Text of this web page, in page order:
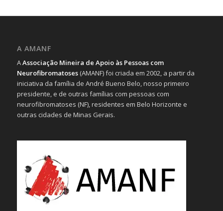
A AMANF
AAssociação Mineira de Apoio às Pessoas com
Neurofibromatoses(AMANF) foi criada em 2002, a partir da
iniciativa da família de André Bueno Belo, nosso primeiro
presidente, e de outras famílias com pessoas com
neurofibromatoses (NF), residentes em Belo Horizonte e
outras cidades de Minas Gerais.